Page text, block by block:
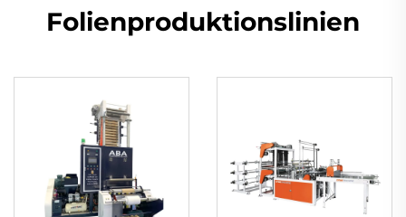
Folienproduktionslinien